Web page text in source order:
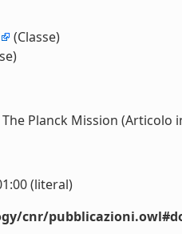
(Classe)
The Planck Mission (Articolo
(literal)
cnr/